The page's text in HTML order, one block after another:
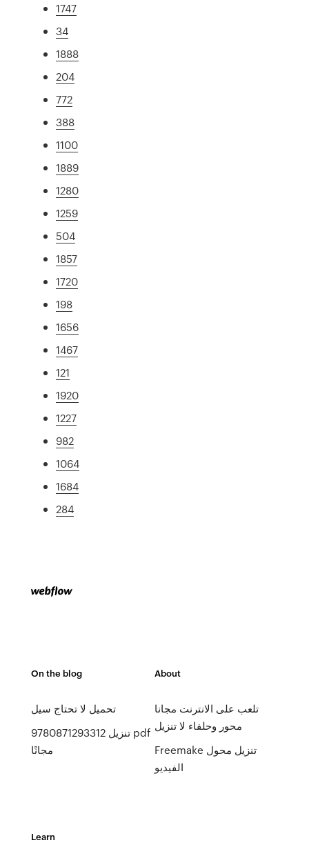
1747
34
1888
204
772
388
1100
1889
1280
1259
504
1857
1720
198
1656
1467
121
1920
1227
982
1064
1684
284
On the blog
تحميل لا تحتاج سيل
9780871293312 تنزيل pdf
مجانًا
About
تلعب على الانترنت مجانا
محور وحلفاء لا تنزيل
Freemake تنزيل محول
الفيديو
Learn